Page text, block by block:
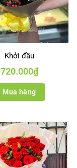
Khởi đầu
720.000₫
Mua hàng